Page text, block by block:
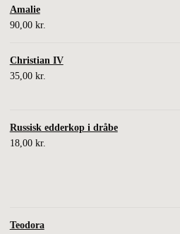
Amalie
90,00 kr.
Christian IV
35,00 kr.
Russisk edderkop i dråbe
18,00 kr.
Teodora